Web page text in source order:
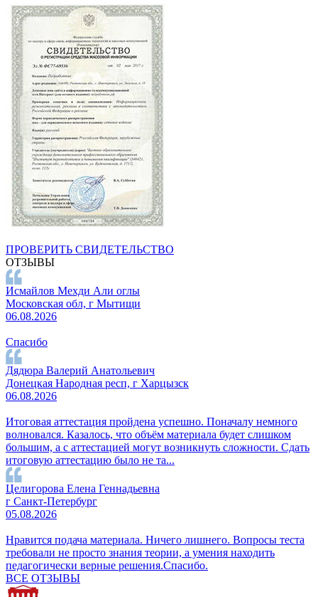
ПРОВЕРИТЬ СВИДЕТЕЛЬСТВО
ОТЗЫВЫ
Исмайлов Мехди Али оглы
Московская обл, г Мытищи
06.08.2026
Спасибо
Дядюра Валерий Анатольевич
Донецкая Народная респ, г Харцызск
06.08.2026
Итоговая аттестация пройдена успешно. Поначалу немного
волновался. Казалось, что объём материала будет слишком
большим, а с аттестацией могут возникнуть сложности. Сдать
итоговую аттестацию было не та...
Целигорова Елена Геннадьевна
г Санкт-Петербург
05.08.2026
Нравится подача материала. Ничего лишнего. Вопросы теста
требовали не просто знания теории, а умения находить
педагогически верные решения.Спасибо.
ВСЕ ОТЗЫВЫ